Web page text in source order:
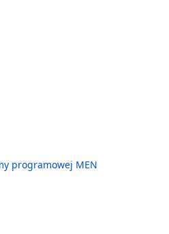
programowej MEN